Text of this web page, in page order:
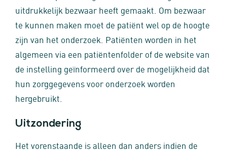
uitdrukkelijk bezwaar heeft gemaakt. Om bezwaar
te kunnen maken moet de patiënt wel op de hoogte
zijn van het onderzoek. Patiënten worden in het
algemeen via een patiëntenfolder of de website van
de instelling geïnformeerd over de mogelijkheid dat
hun zorggegevens voor onderzoek worden
hergebruikt.
Uitzondering
Het vorenstaande is alleen dan anders indien de